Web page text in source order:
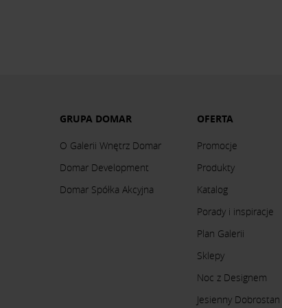
GRUPA DOMAR
O Galerii Wnętrz Domar
Domar Development
Domar Spółka Akcyjna
OFERTA
Promocje
Produkty
Katalog
Porady i inspiracje
Plan Galerii
Sklepy
Noc z Designem
Jesienny Dobrostan